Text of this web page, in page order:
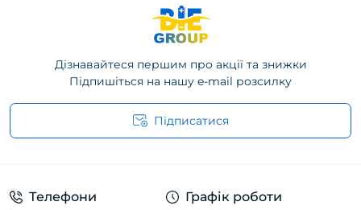
Дізнавайтеся першим про акції та знижки
Підпишіться на нашу e-mail розсилку
Підписатися
Телефони Графік роботи